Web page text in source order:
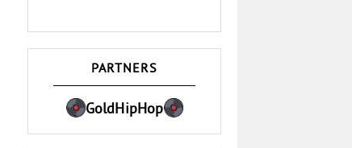
PARTNERS
GoldHipHop